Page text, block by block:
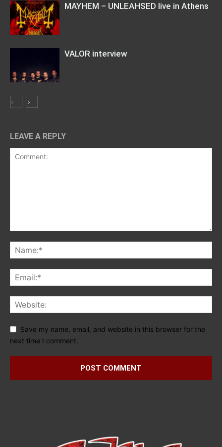
MAYHEM – UNLEAHSED live in Athens
VALOR interview
LEAVE A REPLY
Save my name, email, and website in this browser for the
next time I comment.